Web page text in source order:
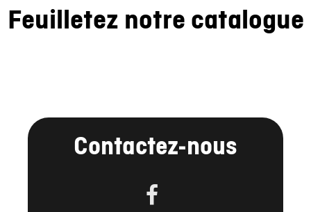
Feuilletez notre catalogue
Contactez-nous